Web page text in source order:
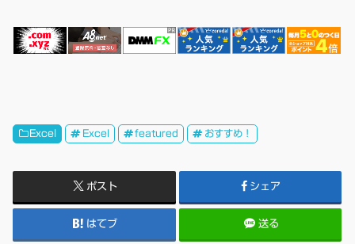
Excel Excel featured おすすめ！
ポスト シェア
はてブ 送る